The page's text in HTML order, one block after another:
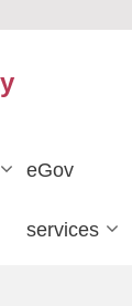
eGov
services